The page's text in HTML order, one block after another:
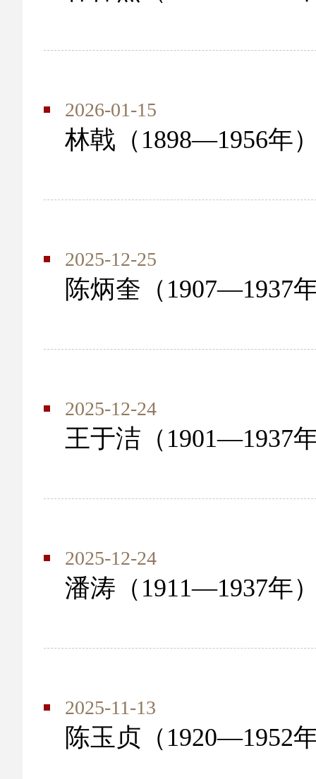
2026-01-15
林戟（1898—1956年
2025-12-25
陈炳奎（1907—1937
2025-12-24
王于洁（1901—1937
2025-12-24
潘涛（1911—1937年
2025-11-13
陈玉贞（1920—1952